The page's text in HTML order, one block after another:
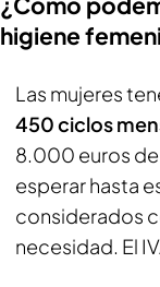
higiene
Las mujeres
450 ciclos
8.000 euros de
esperar hasta
considerados
necesidad. El